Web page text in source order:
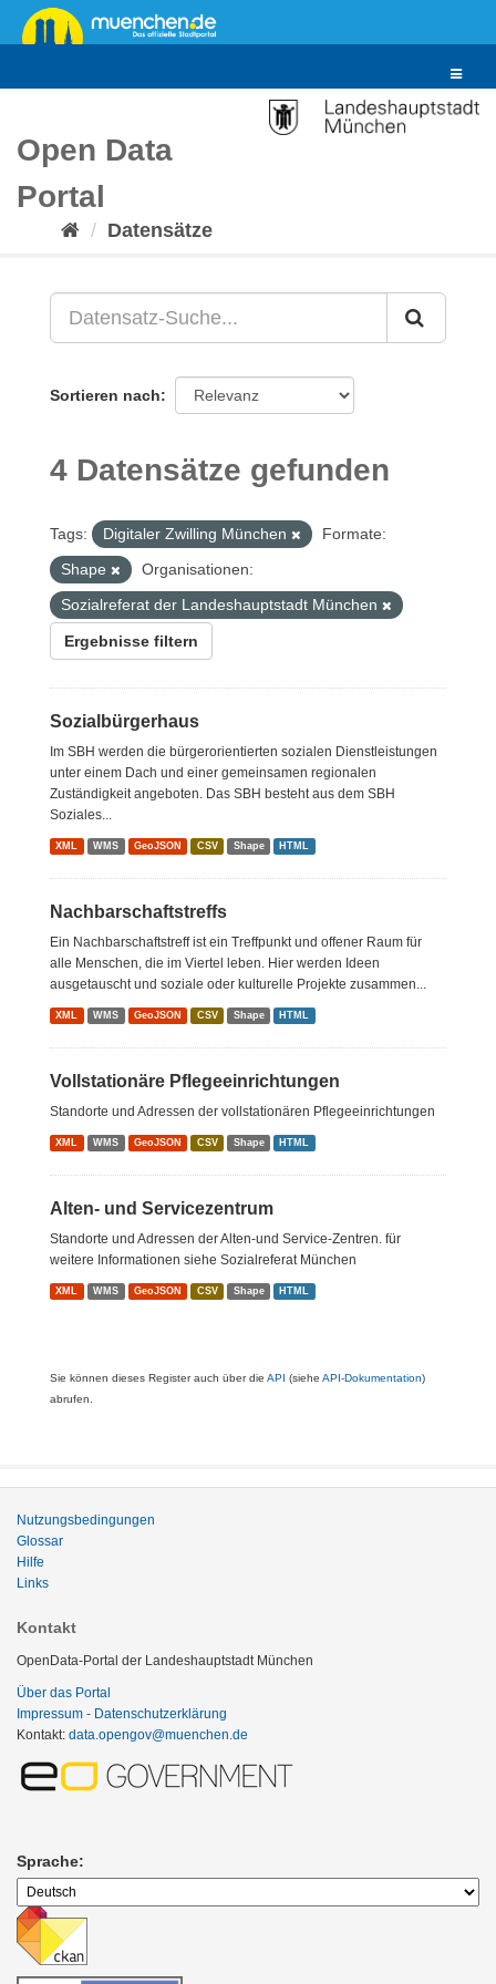
Überspringen
zum
Toggle
Open Data
Portal
Datensätze
Sortieren nach
4 Datensätze gefunden
Tags: Digitaler Zwilling München
Formate:
Shape
Organisationen:
Sozialreferat der Landeshauptstadt München
Ergebnisse filtern
Sozialbürgerhaus
Im SBH werden die bürgerorientierten sozialen Dienstleistungen
unter einem Dach und einer gemeinsamen regionalen
Zuständigkeit angeboten. Das SBH besteht aus dem SBH
Soziales...
XML WMS GeoJSON CSV Shape HTML
Nachbarschaftstreffs
Ein Nachbarschaftstreff ist ein Treffpunkt und offener Raum für
alle Menschen, die im Viertel leben. Hier werden Ideen
ausgetauscht und soziale oder kulturelle Projekte zusammen...
XML WMS GeoJSON CSV Shape HTML
Vollstationäre Pflegeeinrichtungen
Standorte und Adressen der vollstationären Pflegeeinrichtungen
XML WMS GeoJSON CSV Shape HTML
Alten- und Servicezentrum
Standorte und Adressen der Alten-und Service-Zentren. für
weitere Informationen siehe Sozialreferat München
XML WMS GeoJSON CSV Shape HTML
Sie können dieses Register auch über die API (siehe API-Dokumentation)
abrufen.
Nutzungsbedingungen
Glossar
Hilfe
Links
Kontakt
OpenData-Portal der Landeshauptstadt München
Über das Portal
Impressum - Datenschutzerklärung
Kontakt: data.opengov@muenchen.de
Sprache